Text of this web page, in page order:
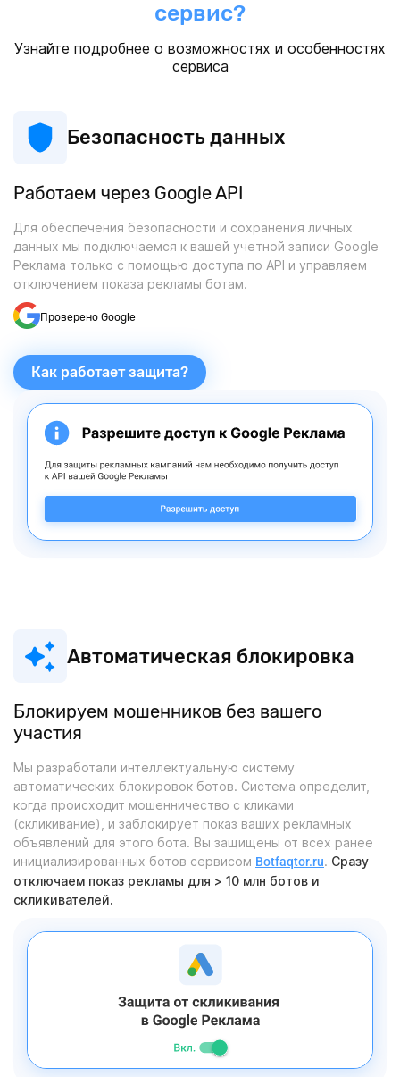
сервис?
Узнайте подробнее о возможностях и особенностях
сервиса
Безопасность данных
Работаем через Google API
Для обеспечения безопасности и сохранения личных
данных мы подключаемся к вашей учетной записи Google
Реклама только с помощью доступа по API и управляем
отключением показа рекламы ботам.
Проверено Google
Как работает защита?
Автоматическая блокировка
Блокируем мошенников без вашего
участия
Мы разработали интеллектуальную систему
автоматических блокировок ботов. Система определит,
когда происходит мошенничество с кликами
(скликивание), и заблокирует показ ваших рекламных
объявлений для этого бота. Вы защищены от всех ранее
инициализированных ботов сервисом Botfaqtor.ru. Сразу
отключаем показ рекламы для > 10 млн ботов и
скликивателей.